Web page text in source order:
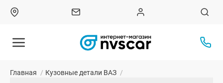
Главная / Кузовные детали ВАЗ /